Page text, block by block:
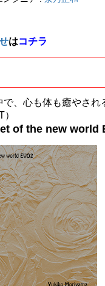
はコチラ
で、心も体も癒やされ
of the new world